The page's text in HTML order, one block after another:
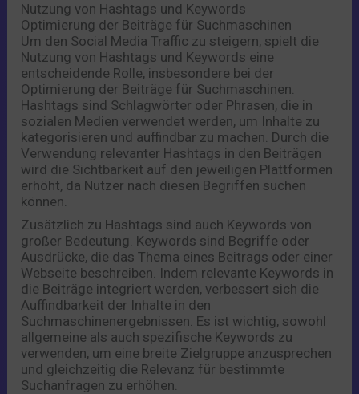
Nutzung von Hashtags und Keywords
Optimierung der Beiträge für Suchmaschinen
Um den Social Media Traffic zu steigern, spielt die
Nutzung von Hashtags und Keywords eine
entscheidende Rolle, insbesondere bei der
Optimierung der Beiträge für Suchmaschinen.
Hashtags sind Schlagwörter oder Phrasen, die in
sozialen Medien verwendet werden, um Inhalte zu
kategorisieren und auffindbar zu machen. Durch die
Verwendung relevanter Hashtags in den Beiträgen
wird die Sichtbarkeit auf den jeweiligen Plattformen
erhöht, da Nutzer nach diesen Begriffen suchen
können.
Zusätzlich zu Hashtags sind auch Keywords von
großer Bedeutung. Keywords sind Begriffe oder
Ausdrücke, die das Thema eines Beitrags oder einer
Webseite beschreiben. Indem relevante Keywords in
die Beiträge integriert werden, verbessert sich die
Auffindbarkeit der Inhalte in den
Suchmaschinenergebnissen. Es ist wichtig, sowohl
allgemeine als auch spezifische Keywords zu
verwenden, um eine breite Zielgruppe anzusprechen
und gleichzeitig die Relevanz für bestimmte
Suchanfragen zu erhöhen.